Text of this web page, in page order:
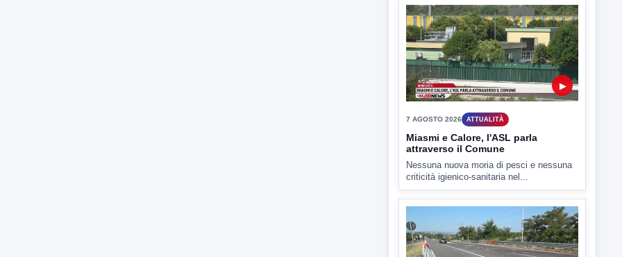
▶
7 AGOSTO 2026 ATTUALITÀ
Miasmi e Calore, l'ASL parla
attraverso il Comune
Nessuna nuova moria di pesci e nessuna
criticità igienico-sanitaria nel...